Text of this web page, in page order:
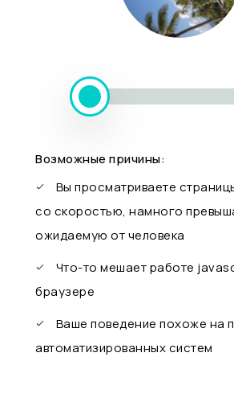
Возможные причины:
Вы просматриваете
со скоростью, намного
ожидаемую от человека
Что-то мешает работе
браузере
Ваше поведение похоже на
автоматизированных систем